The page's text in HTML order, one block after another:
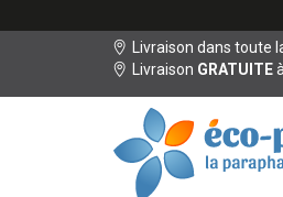
Livraison dans toute
Livraison GRATUITE